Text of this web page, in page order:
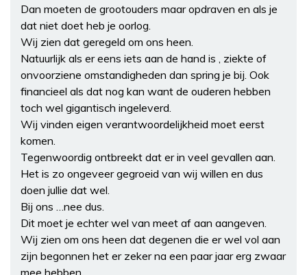
Dan moeten de grootouders maar opdraven en als je
dat niet doet heb je oorlog.
Wij zien dat geregeld om ons heen.
Natuurlijk als er eens iets aan de hand is , ziekte of
onvoorziene omstandigheden dan spring je bij. Ook
financieel als dat nog kan want de ouderen hebben
toch wel gigantisch ingeleverd.
Wij vinden eigen verantwoordelijkheid moet eerst
komen.
Tegenwoordig ontbreekt dat er in veel gevallen aan.
Het is zo ongeveer gegroeid van wij willen en dus
doen jullie dat wel.
Bij ons …nee dus.
Dit moet je echter wel van meet af aan aangeven.
Wij zien om ons heen dat degenen die er wel vol aan
zijn begonnen het er zeker na een paar jaar erg zwaar
mee hebben.